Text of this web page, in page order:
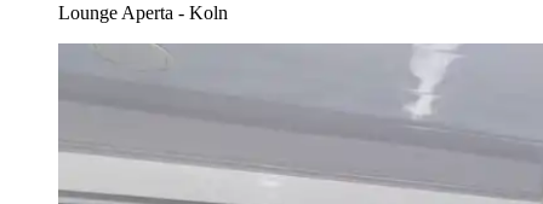
Lounge Aperta - Koln